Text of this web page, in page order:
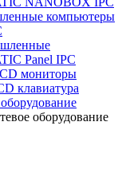
компьютеры
Panel IPC
мониторы
клавиатура
оборудование